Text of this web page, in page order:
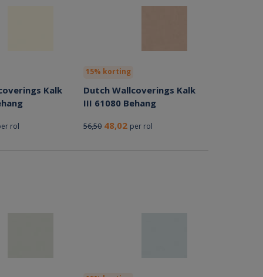
Kalk
rol
15% korting
Dutch Wallcoverings Kalk
III 61080 Behang
56,50 48,02 per rol